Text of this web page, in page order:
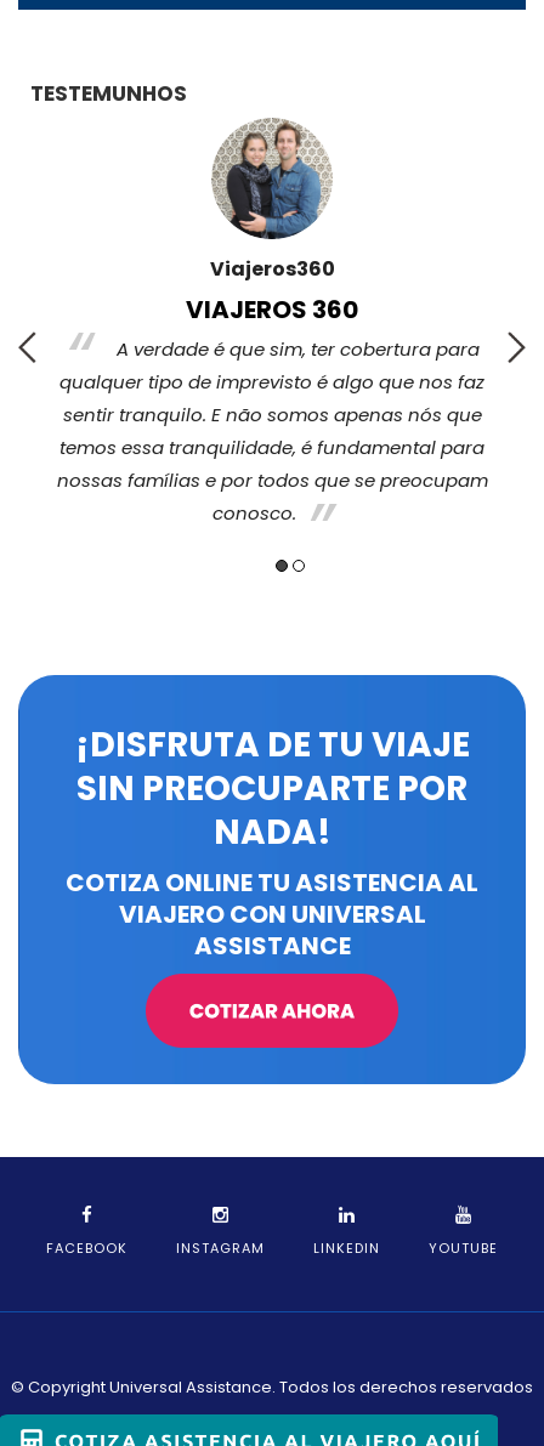
TESTEMUNHOS
para
que nos faz
nós que
para
preocupam
Destinoriente
DESTINORIENTE
"Você pode viajar pelo mundo e,
ter menos ou mais, mas viajar SEM
viagem nunca pode ser uma opção,
daquelas coisas que você sempre
mas espera nunca precisar usar".
¡DISFRUTA DE TU VIAJE
SIN PREOCUPARTE POR
NADA!
COTIZA ONLINE TU ASISTENCIA AL
VIAJERO CON UNIVERSAL
ASSISTANCE
FACEBOOK INSTAGRAM LINKEDIN YOUTUBE
© Copyright Universal Assistance. Todos los derechos reservados